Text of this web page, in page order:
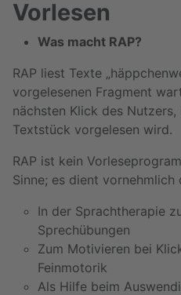
Vorlesen
Was macht RAP?
RAP liest Texte
vorgelesenen Fragment
nächsten Klick des
Textstück vorgelesen wird.
RAP ist kein
Sinne; es dient vornehmlich
In der Sprachtherapie
Sprechübungen
Zum Motivieren bei
Feinmotorik
Als Hilfe beim